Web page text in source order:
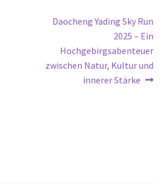
Next
Daocheng Yading Sky Run
2025 – Ein
Hochgebirgsabenteuer
zwischen Natur, Kultur und
innerer Stärke